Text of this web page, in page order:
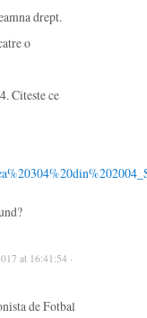
drept.
o
Citeste ce
at 16:41:54 ·
de Fotbal